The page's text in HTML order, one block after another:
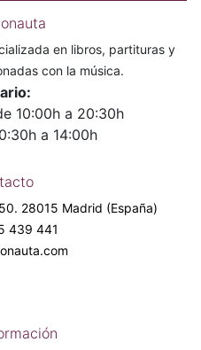
en libros, partituras y
con la música.
10:00h a 20:30h
a 14:00h
28015 Madrid (España)
439 441